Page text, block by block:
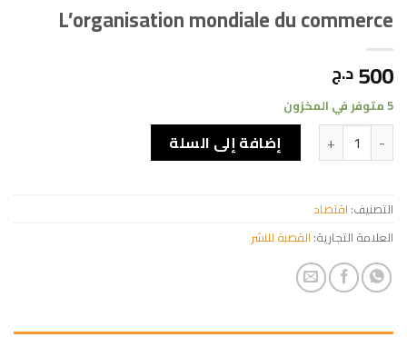
L’organisation mondiale du commerce
500د.ج
5 متوفر في المخزون
كمية L’organisation mondiale du commerce إضافة إلى السلة
التصنيف: اقتصاد
العلامة التجارية: القصبة للنشر